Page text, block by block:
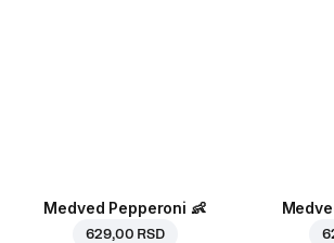
Medved Pepperoni 👶
629,00 RSD